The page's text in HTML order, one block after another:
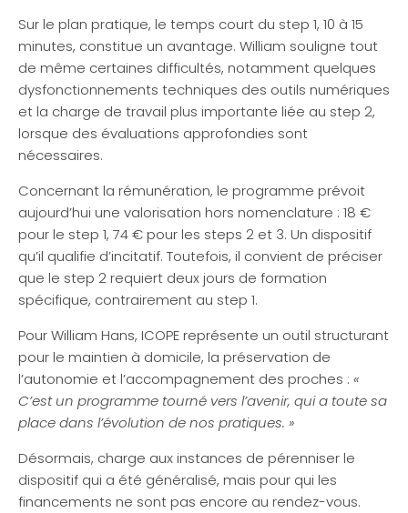
Sur le plan pratique, le temps court du step 1, 10 à 15
minutes, constitue un avantage. William souligne tout
de même certaines difficultés, notamment quelques
dysfonctionnements techniques des outils numériques
et la charge de travail plus importante liée au step 2,
lorsque des évaluations approfondies sont
nécessaires.
Concernant la rémunération, le programme prévoit
aujourd’hui une valorisation hors nomenclature : 18 €
pour le step 1, 74 € pour les steps 2 et 3. Un dispositif
qu’il qualifie d’incitatif. Toutefois, il convient de préciser
que le step 2 requiert deux jours de formation
spécifique, contrairement au step 1.
Pour William Hans, ICOPE représente un outil structurant
pour le maintien à domicile, la préservation de
l’autonomie et l’accompagnement des proches : «
C’est un programme tourné vers l’avenir, qui a toute sa
place dans l’évolution de nos pratiques. »
Désormais, charge aux instances de pérenniser le
dispositif qui a été généralisé, mais pour qui les
financements ne sont pas encore au rendez-vous.